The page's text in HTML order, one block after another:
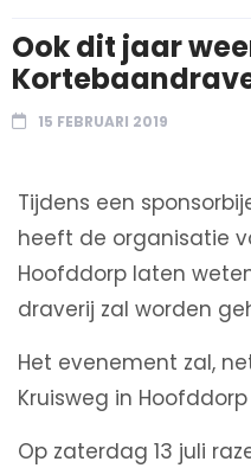
Ook dit jaar
15 FEBRUARI 2019
Tijdens een
heeft de organisatie
Hoofddorp laten
draverij zal worden
Het evenement zal,
Kruisweg in
Op zaterdag 13 juli